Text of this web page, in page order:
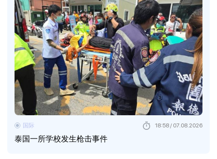
泰国一所学校发生枪击事件
国际 18:58 / 07.08.2026